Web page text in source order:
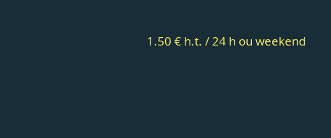
1.50 € h.t. / 24 h ou weekend